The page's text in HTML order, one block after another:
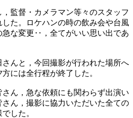
監督・カメラマン等々のスタッフ
た。ロケハンの時の飲み会や台風
急な変更‥，全てがいい思い出であ
んと，今回撮影が行われた場所へ
には全行程が終了した。
ん，急な依頼にも関わらず出演い
ん，撮影に協力いただいた全ての
した。